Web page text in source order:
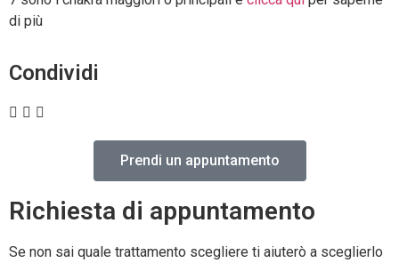
di più
Condividi
Prendi un appuntamento
Richiesta di appuntamento
Se non sai quale trattamento scegliere ti aiuterò a sceglierlo